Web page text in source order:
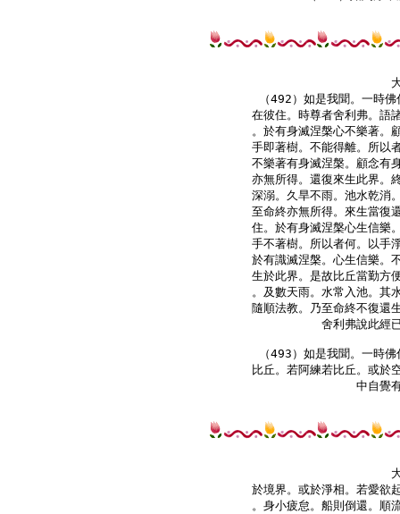
（492）如是我聞。一時
在彼住。時尊者舍利弗。語
。於有身滅涅槃心不樂著。
手即著樹。不能得離。所以
不樂著有身滅涅槃。顧念有
亦無所得。還復來生此界。
深溺。久旱不雨。池水乾消
至命終亦無所得。來生當復
住。於有身滅涅槃心生信樂
手不著樹。所以者何。以手
於有識滅涅槃。心生信樂。
生於此界。是故比丘當勤方
。及數天雨。水常入池。其
隨順法教。乃至命終不復還
舍利弗說此經
（493）如是我聞。一時
比丘。若阿練若比丘。或於
於境界。或於淨相。若愛欲
。身小疲怠。船則倒還。順